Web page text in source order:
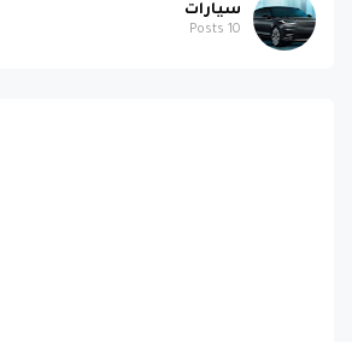
سيارات
10